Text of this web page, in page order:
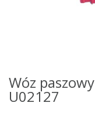
Wóz
U02127